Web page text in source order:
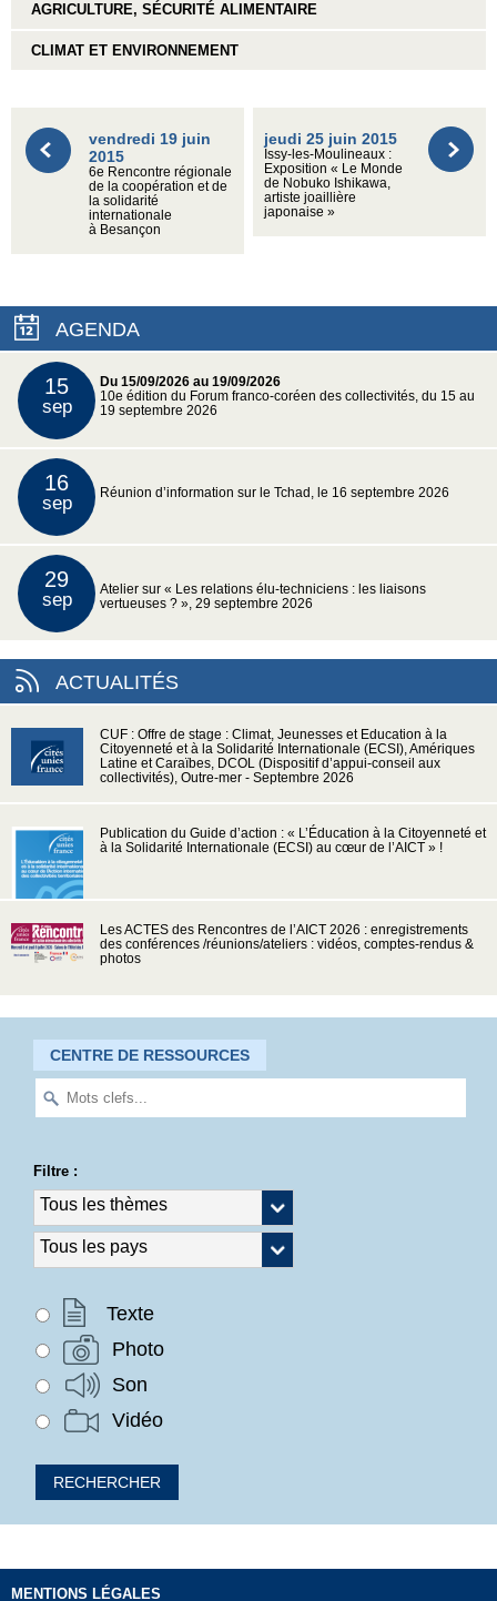
AGRICULTURE, SÉCURITÉ ALIMENTAIRE
CLIMAT ET ENVIRONNEMENT
vendredi 19 juin
2015
6e Rencontre régionale
de la coopération et de
la solidarité
internationale
à Besançon
jeudi 25 juin 2015
Issy-les-Moulineaux :
Exposition « Le Monde
de Nobuko Ishikawa,
artiste joaillière
japonaise »
AGENDA
15
sep
Du 15/09/2026 au 19/09/2026
10e édition du Forum franco-coréen des collectivités, du 15 au
19 septembre 2026
16
sep Réunion d’information sur le Tchad, le 16 septembre 2026
29
sep
Atelier sur « Les relations élu-techniciens : les liaisons
vertueuses ? », 29 septembre 2026
ACTUALITÉS
CUF : Offre de stage : Climat, Jeunesses et Education à la
Citoyenneté et à la Solidarité Internationale (ECSI), Amériques
Latine et Caraïbes, DCOL (Dispositif d’appui-conseil aux
collectivités), Outre-mer - Septembre 2026
Publication du Guide d’action : « L’Éducation à la Citoyenneté et
à la Solidarité Internationale (ECSI) au cœur de l’AICT » !
Les ACTES des Rencontres de l’AICT 2026 : enregistrements
des conférences /réunions/ateliers : vidéos, comptes-rendus &
photos
CENTRE DE RESSOURCES
Filtre :
Texte
Photo
Son
Vidéo
MENTIONS LÉGALES